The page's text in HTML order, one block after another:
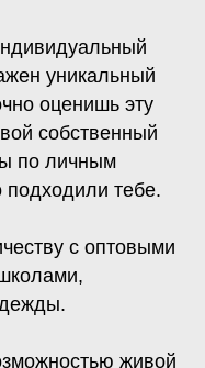
уникальный
оценишь эту
собственный
по личным
тебе.
с оптовыми
живой